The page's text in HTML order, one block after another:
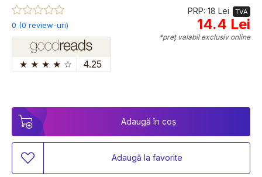
0 (0 review-uri)
★ ★ ★ ★ ☆ 4.25
PRP: 18 Lei TVA
14.4 Lei
*preț valabil exclusiv online
Adaugă în coș
Adaugă la favorite